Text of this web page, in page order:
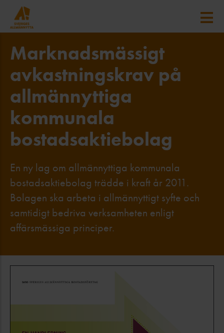
Marknadsmässigt
avkastningskrav på
allmännyttiga
kommunala
bostadsaktiebolag
En ny lag om allmännyttiga kommunala
bostads­aktiebolag trädde i kraft år 2011.
Bolagen ska arbeta i allmännyttigt syfte och
samtidigt bedriva verksamheten enligt
affärsmässiga principer.